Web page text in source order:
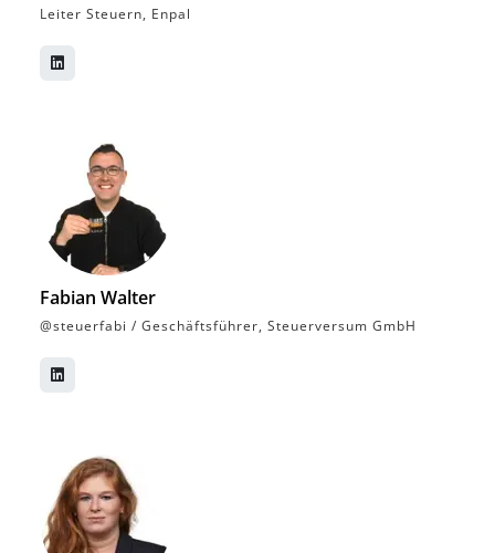
Leiter Steuern, Enpal
Fabian Walter
@steuerfabi / Geschäftsführer, Steuerversum GmbH